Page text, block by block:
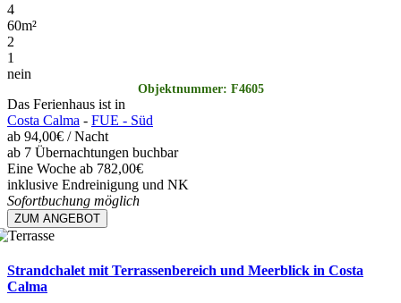
4
60m²
2
1
nein
Objektnummer: F4605
Das Ferienhaus ist in
Costa Calma - FUE - Süd
ab 94,00€ / Nacht
ab 7 Übernachtungen buchbar
Eine Woche ab 782,00€
inklusive Endreinigung und NK
Sofortbuchung möglich
ZUM ANGEBOT
Strandchalet mit Terrassenbereich und Meerblick in Costa
Calma